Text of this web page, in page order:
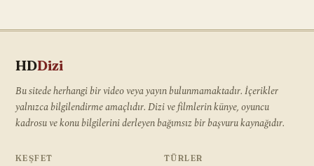
HDDizi
Bu sitede herhangi bir video veya yayın bulunmamaktadır. İçerikler
yalnızca bilgilendirme amaçlıdır. Dizi ve filmlerin künye, oyuncu
kadrosu ve konu bilgilerini derleyen bağımsız bir başvuru kaynağıdır.
KEŞFET TÜRLER